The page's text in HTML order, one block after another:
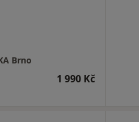
Brno
1 990 Kč